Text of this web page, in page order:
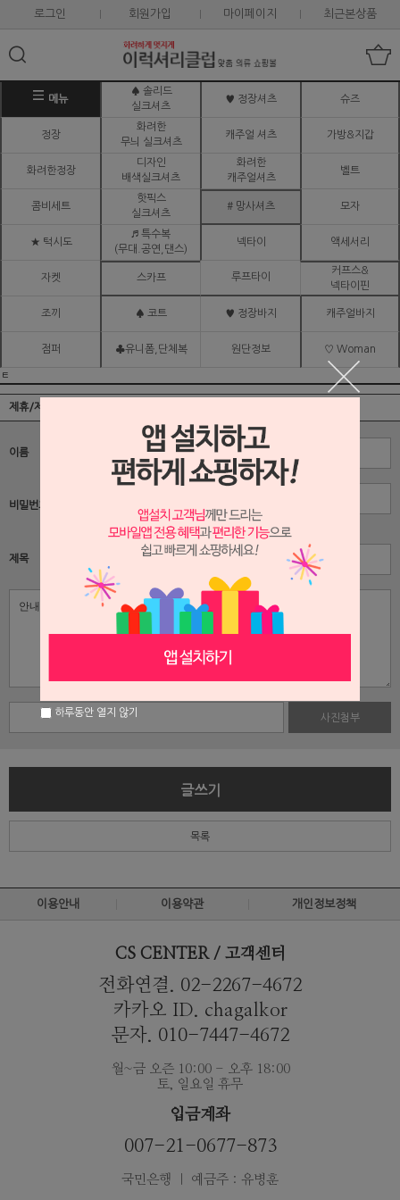
로그인 회원가입 마이페이지 최근본상품
메뉴
♠ 솔리드
실크셔츠
♥ 정장셔츠 슈즈
정장
화려한
무늬 실크셔츠
캐주얼 셔츠 가방&지갑
화려한정장
디자인
배색실크셔츠
화려한
캐주얼셔츠
벨트
콤비세트
핫픽스
실크셔츠
# 망사셔츠 모자
★ 턱시도
♬ 특수복
(무대.공연,댄스)
넥타이 액세서리
자켓 스카프 루프타이
커프스&
넥타이핀
조끼 ♠ 코트 ♥ 정장바지 캐주얼바지
점퍼 ♣유니폼,단체복 원단정보 ♡ Woman
ㅌ
제휴/제안
이름
비밀번호
자동 잠금 기능
제목
사진첨부
글쓰기
목록
이용안내 이용약관 개인정보정책
CS CENTER / 고객센터
전화연결. 02-2267-4672
카카오 ID. chagalkor
문자. 010-7447-4672
월~금 오즌 10:00 - 오후 18:00
토, 일요일 휴무
입금계좌
007-21-0677-873
국민은행 ｜ 예금주 : 유병훈
하루동안 열지 않기